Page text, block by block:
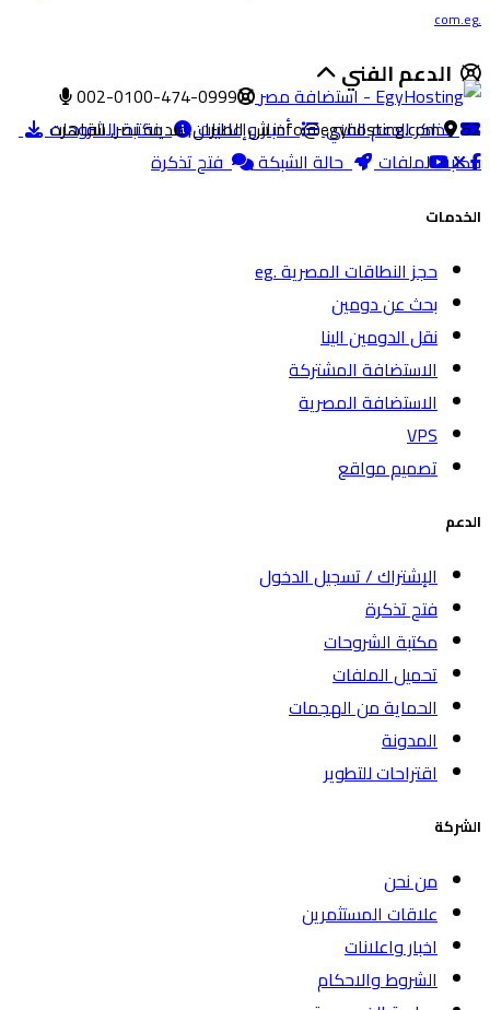
.com.eg
الدعم الفني
تذاكر الدعم الفني أخبار وإعلانات
مكتبة الشروحات
مكتبة الملفات
حالة الشبكة فتح تذكرة
002-0100-474-0999
info@egyhosting.com 52 ش الطيران, مدينة نصر, القاهره
الخدمات
حجز النطاقات المصرية .eg
بحث عن دومين
نقل الدومين الينا
الاستضافة المشتركة
الاستضافة المصرية
VPS
تصميم مواقع
الدعم
الإشتراك / تسجيل الدخول
فتح تذكرة
مكتبة الشروحات
تحميل الملفات
الحماية من الهجمات
المدونة
اقتراحات للتطوير
الشركة
من نحن
علاقات المستثمرين
اخبار واعلانات
الشروط والاحكام